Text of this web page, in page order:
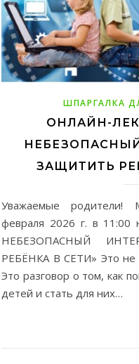
ШПАРГАЛКА
ОНЛАЙН-
ЗАЩИТИТЬ
Уважаемые
февраля 2026 г. в 11:00
НЕБЕЗОПАСНЫЙ
РЕБЁНКА В СЕТИ» Это не
Это разговор о том, как
детей и стать для них…